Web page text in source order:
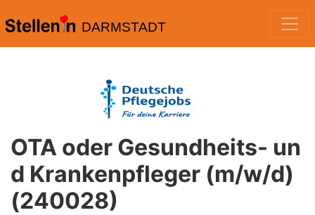
DARMSTADT
OTA oder Gesundheits- un
d Krankenpfleger (m/w/d)
(240028)